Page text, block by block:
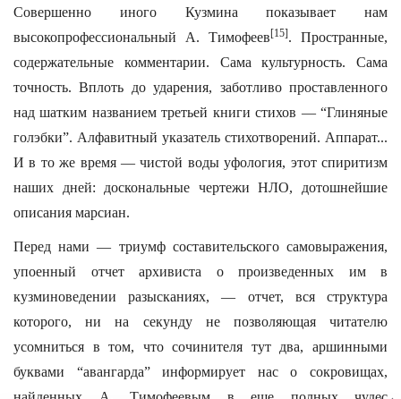
Совершенно иного Кузмина показывает нам
высокопрофессиональный А. Тимофеев[15]. Пространные,
содержательные комментарии. Сама культурность. Сама
точность. Вплоть до ударения, заботливо проставленного
над шатким названием третьей книги стихов — “Глиняные
голэбки”. Алфавитный указатель стихотворений. Аппарат...
И в то же время — чистой воды уфология, этот спиритизм
наших дней: доскональные чертежи НЛО, дотошнейшие
описания марсиан.
Перед нами — триумф составительского самовыражения,
упоенный отчет архивиста о произведенных им в
кузминоведении разысканиях, — отчет, вся структура
которого, ни на секунду не позволяющая читателю
усомниться в том, что сочинителя тут два, аршинными
буквами “авангарда” информирует нас о сокровищах,